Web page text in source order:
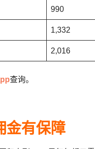
990
1,332
2,016
查询。
金有保障